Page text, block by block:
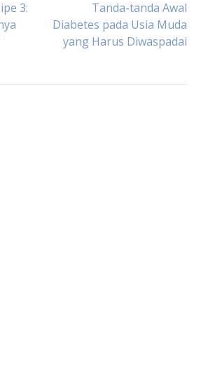
3:
Tanda-tanda Awal
Diabetes pada Usia Muda
yang Harus Diwaspadai